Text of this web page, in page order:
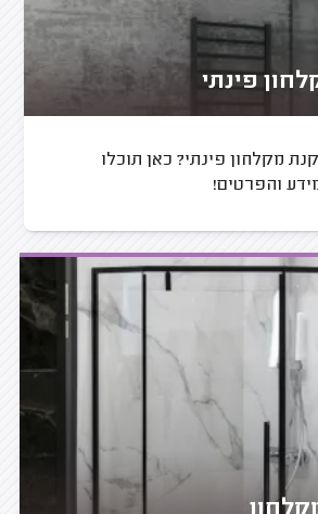
פינתי
מקלחון פינתי? כאן תוכלו
והפרטים!